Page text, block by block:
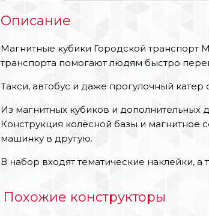
Описание
Магнитные кубики Городской транспорт
транспорта помогают людям быстро
Такси, автобус и даже прогулочный
Из магнитных кубиков и дополнительных
Конструкция колёсной базы и магнитное
машинку в другую.
В набор входят тематические наклейки,
Похожие конструкторы